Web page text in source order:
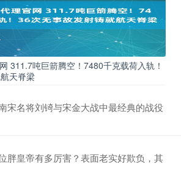
311.7吨巨箭腾空！7480千克载荷入轨！
天脊梁
宋名将刘锜与宋金大战中最经典的战役
胖皇帝有多厉害？表面老实好欺负，其